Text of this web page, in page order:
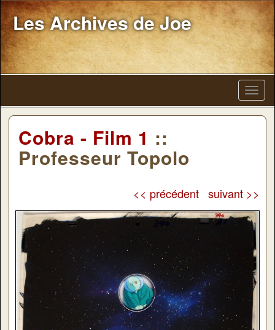
Les Archives de Joe
Cobra - Film 1 ::
Professeur Topolo
<< précédent suivant >>